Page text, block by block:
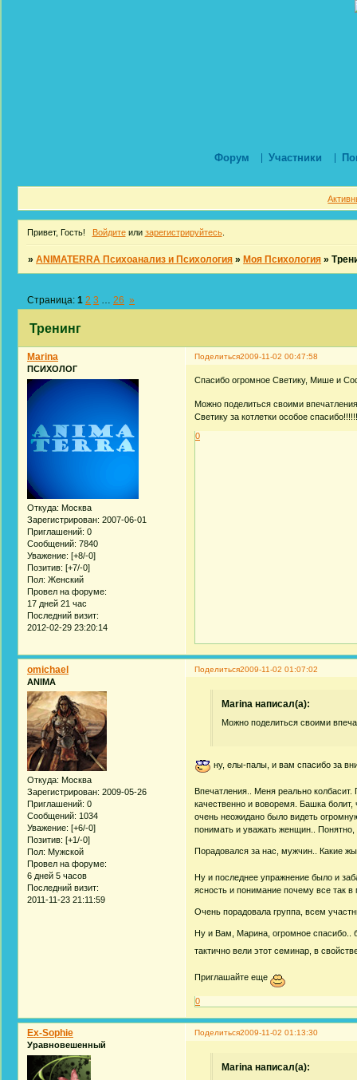
Форум Участники
Привет, Гость! Войдитеили зарегистрируйтесь.
»ANIMATERRA Психоанализ и Психология » Моя Психология »
Тренинг
Страница:1 2 3 26 »
Поделиться2009-11-02 00:47:58
Marina
ПСИХОЛОГ
Откуда: Москва
Зарегистрирован: 2007-06-01
Приглашений: 0
Сообщений: 7840
Уважение: [+8/-0]
Позитив: [+7/-0]
Пол: Женский
Провел на форуме:
17 дней 21 час
Последний визит:
2012-02-29 23:20:14
Спасибо огромное Светику, Мише и
Можно поделиться своими
Светику за котлетки особое
0
Поделиться2009-11-02 01:07:02
omichael
ANIMA
Откуда: Москва
Зарегистрирован: 2009-05-26
Приглашений: 0
Сообщений: 1034
Уважение: [+6/-0]
Позитив: [+1/-0]
Пол: Мужской
Провел на форуме:
6 дней 5 часов
Последний визит:
2011-11-23 21:11:59
Marina написал(а):
Можно поделиться своими
ну, елы-палы, и вам спасибо за
Впечатления.. Меня реально
качественно и воворемя. Башка
очень неожидано было видеть
понимать и уважать женщин..
Порадовался за нас, мужчин.. Какие
Ну и последнее упражнение было и
ясность и понимание почему все так
Очень порадовала группа, всем
Ну и Вам, Марина, огромное спасибо..
тактично вели этот семинар, в
Приглашайте еще
0
Поделиться2009-11-02 01:13:30
Ex-Sophie
Уравновешенный
Marina написал(а):